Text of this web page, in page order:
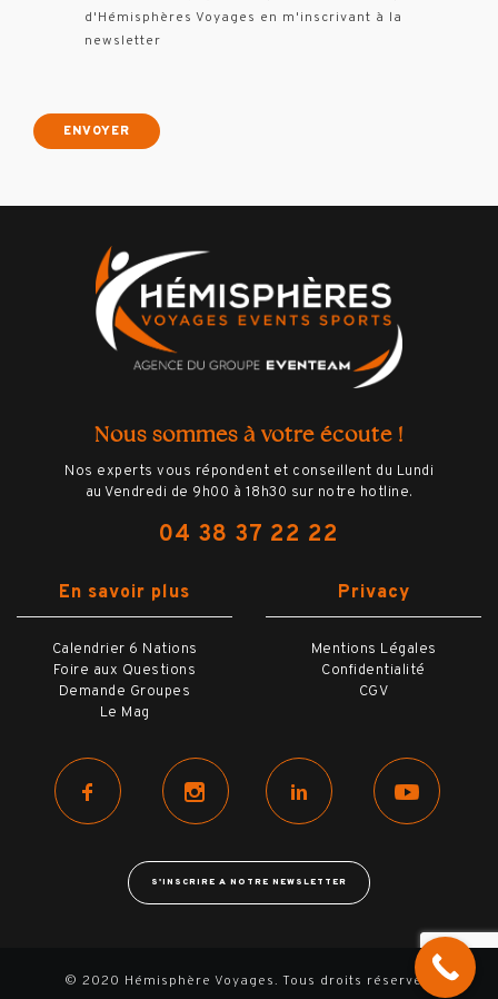
d'Hémisphères Voyages en m'inscrivant à la
newsletter
Nous sommes à votre écoute !
Nos experts vous répondent et conseillent du Lundi
au Vendredi de 9h00 à 18h30 sur notre hotline.
04 38 37 22 22
En savoir plus
Calendrier 6 Nations
Foire aux Questions
Demande Groupes
Le Mag
Privacy
Mentions Légales
Confidentialité
CGV
S'INSCRIRE A NOTRE NEWSLETTER
© 2020 Hémisphère Voyages. Tous droits réservés.